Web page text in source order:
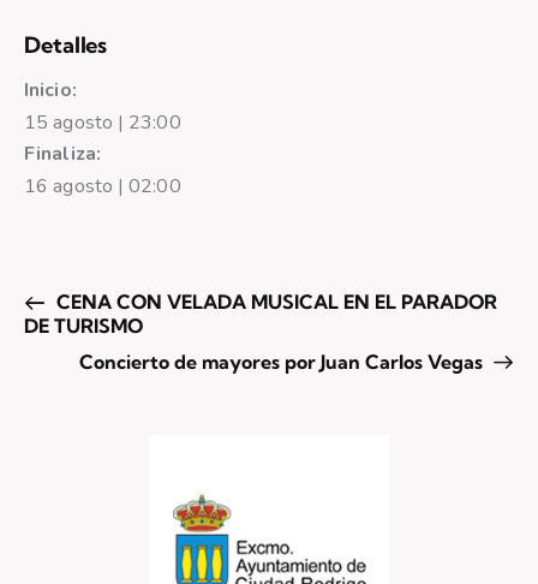
Detalles
Inicio:
15 agosto | 23:00
Finaliza:
16 agosto | 02:00
CENA CON VELADA MUSICAL EN EL PARADOR
DE TURISMO
Concierto de mayores por Juan Carlos Vegas